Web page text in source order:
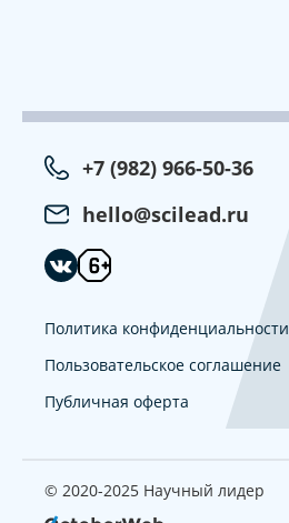
+7 (982) 966-50-36
hello@scilead.ru
Политика конфиденциальности
Пользовательское соглашение
Публичная оферта
© 2020-2025 Научный лидер